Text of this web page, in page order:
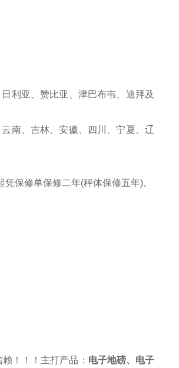
利亚、赞比亚、津巴布韦、迪拜及
南、吉林、安徽、四川、宁夏、辽
保修单保修二年(秤体保修五年)。
！！！主打产品： 电子地磅、 电子